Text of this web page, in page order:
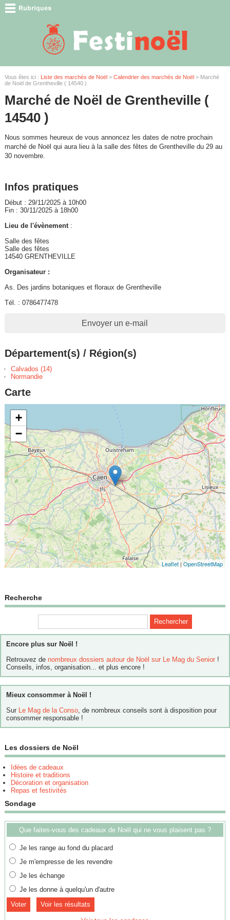
Vous êtes ici : Liste des marchés de Noël> Calendrier des marchés de Noël> Marché
de Noël de Grentheville ( 14540 )
Marché de Noël de Grentheville (
14540 )
Nous sommes heureux de vous annoncez les dates de notre prochain
marché de Noël qui aura lieu à la salle des fêtes de Grentheville du 29 au
30 novembre.
Infos pratiques
Début : 29/11/2025 à 10h00
Fin : 30/11/2025 à 18h00
Lieu de l'évènement:
Salle des fêtes
Salle des fêtes
14540 GRENTHEVILLE
Organisateur :
As. Des jardins botaniques et floraux de Grentheville
Tél. : 0786477478
Envoyer un e-mail
Département(s) / Région(s)
Calvados (14)
Normandie
Carte
+
−
Leaflet|OpenStreetMap
Recherche
Encore plus sur Noël !
Retrouvez de nombreux dossiers autour de Noël sur Le Mag du Senior !
Conseils, infos, organisation... et plus encore !
Mieux consommer à Noël !
Sur
Le Mag de la Conso , de nombreux conseils sont à disposition pour
consommer responsable !
Les dossiers de Noël
Idées de cadeaux
Histoire et traditions
Décoration et organisation
Repas et festivités
Sondage
Que faites-vous des cadeaux de Noël qui ne vous plaisent pas ?
Je les range au fond du placard
Je m'empresse de les revendre
Je les échange
Je les donne à quelqu'un d'autre
Voir les résultats